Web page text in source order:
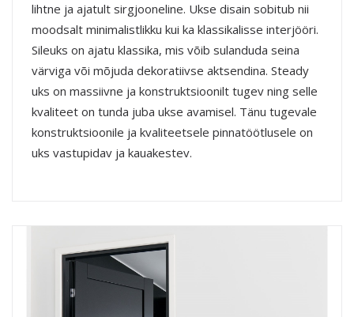
lihtne ja ajatult sirgjooneline. Ukse disain sobitub nii
moodsalt minimalistlikku kui ka klassikalisse interjööri.
Sileuks on ajatu klassika, mis võib sulanduda seina
värviga või mõjuda dekoratiivse aktsendina. Steady
uks on massiivne ja konstruktsioonilt tugev ning selle
kvaliteet on tunda juba ukse avamisel. Tänu tugevale
konstruktsioonile ja kvaliteetsele pinnatöötlusele on
uks vastupidav ja kauakestev.